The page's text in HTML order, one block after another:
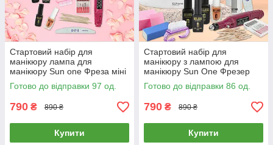
Стартовий набір для
манікюру лампа для
манікюру Sun one Фреза міні
база топ та гель лак milano
фрейзер
Готово до відправки 97 од.
790 ₴ 890 ₴
Купити
Стартовий набір для
манікюру з лампою для
манікюру Sun One Фрезер
міні база топ і гель лак milano
фрейзер
Готово до відправки 86 од.
790 ₴ 890 ₴
Купити